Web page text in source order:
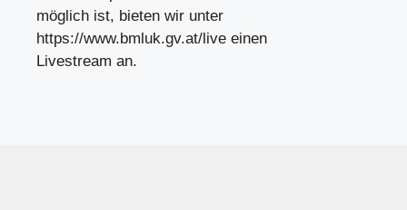
möglich ist, bieten wir unter
https://www.bmluk.gv.at/live einen
Livestream an.